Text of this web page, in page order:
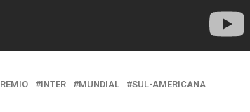
INTER MUNDIAL SUL-AMERICANA